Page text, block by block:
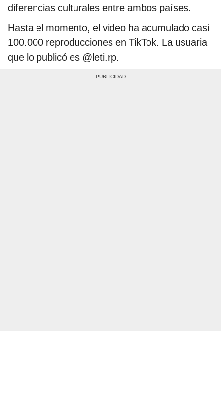
diferencias culturales entre ambos países.
Hasta el momento, el video ha acumulado casi
100.000 reproducciones en TikTok. La usuaria
que lo publicó es @leti.rp.